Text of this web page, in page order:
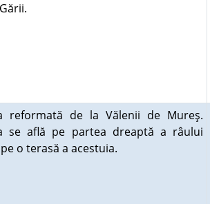
reformată de la Vălenii de Mureş.
se află pe partea dreaptă a râului
o terasă a acestuia.